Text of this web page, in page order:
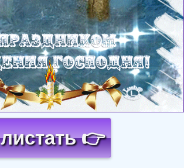
листать 👉